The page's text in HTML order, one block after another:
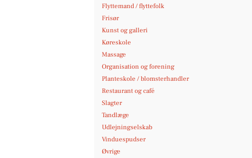
Flyttemand / flyttefolk
Frisør
Kunst og galleri
Køreskole
Massage
Organisation og forening
Planteskole / blomsterhandler
Restaurant og café
Slagter
Tandlæge
Udlejningselskab
Vinduespudser
Øvrige